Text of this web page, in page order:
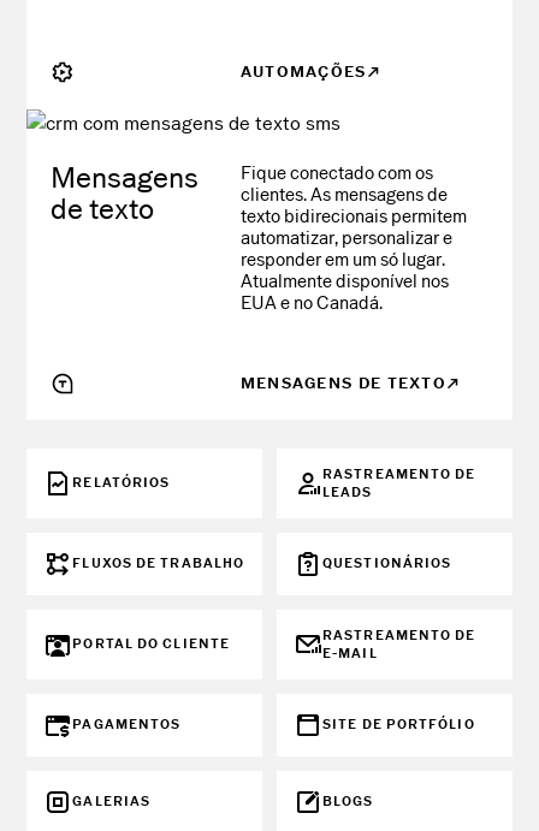
AUTOMAÇÕES
Mensagens
de texto
Fique conectado com os
clientes. As mensagens de
texto bidirecionais permitem
automatizar, personalizar e
responder em um só lugar.
Atualmente disponível nos
EUA e no Canadá.
MENSAGENS DE TEXTO
RELATÓRIOS
RASTREAMENTO DE
LEADS
FLUXOS DE TRABALHO QUESTIONÁRIOS
PORTAL DO CLIENTE
RASTREAMENTO DE
E-MAIL
PAGAMENTOS SITE DE PORTFÓLIO
GALERIAS BLOGS